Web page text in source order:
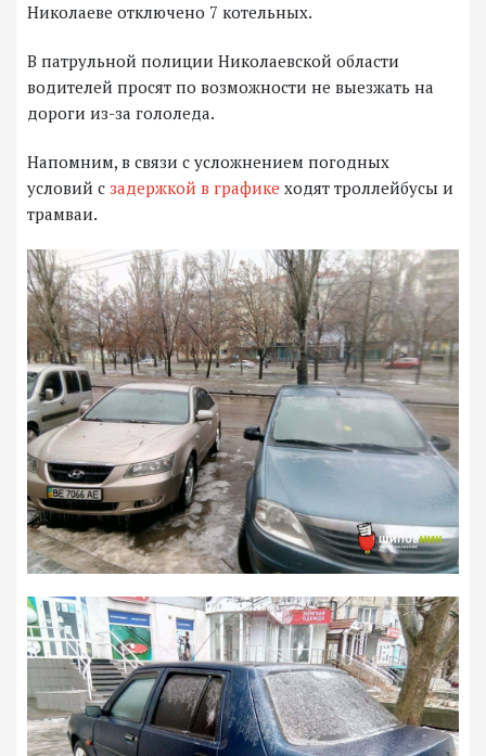
Николаеве отключено 7 котельных.
В патрульной полиции Николаевской области
водителей просят по возможности не выезжать на
дороги из-за гололеда.
Напомним, в связи с усложнением погодных
условий с задержкой в графике ходят троллейбусы и
трамваи.